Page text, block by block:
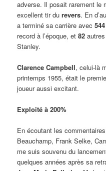
adverse. Il posait rarement le
excellent tir durevers. En
a terminé sa carrière avec544
record à l’époque, et82
Stanley.
Clarence Campbell, celui-là
printemps 1955, était le
joueur aussi excitant.
Exploité à 200%
En écoutant les
Beauchamp, Frank Selke,
me suis souvenu du
quelques années après sa